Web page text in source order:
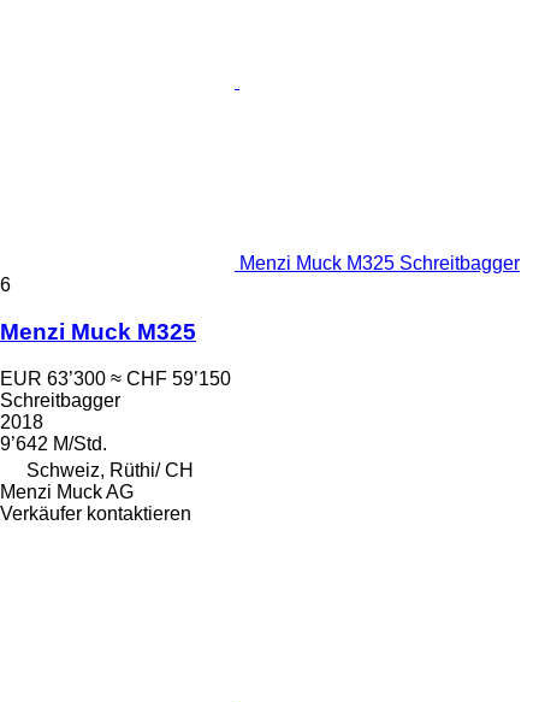
Menzi Muck M325 Schreitbagger
6
Menzi Muck M325
EUR 63’300 ≈ CHF 59’150
Schreitbagger
2018
9’642 M/Std.
Schweiz, Rüthi/ CH
Menzi Muck AG
Verkäufer kontaktieren